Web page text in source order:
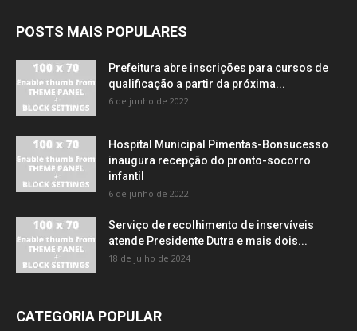
POSTS MAIS POPULARES
Prefeitura abre inscrições para cursos de
qualificação a partir da próxima...
6 de junho de 2022
Hospital Municipal Pimentas-Bonsucesso
inaugura recepção do pronto-socorro
infantil
6 de junho de 2022
Serviço de recolhimento de inservíveis
atende Presidente Dutra e mais dois...
18 de julho de 2024
CATEGORIA POPULAR